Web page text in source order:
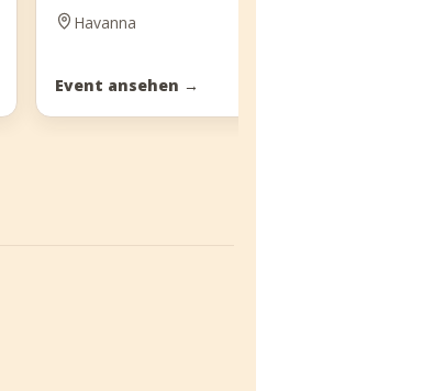
Havanna
Event ansehen →